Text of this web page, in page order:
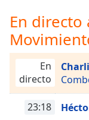
Chapters
Descriptions
descriptions
off,
selected
En directo
En
directo
23:18